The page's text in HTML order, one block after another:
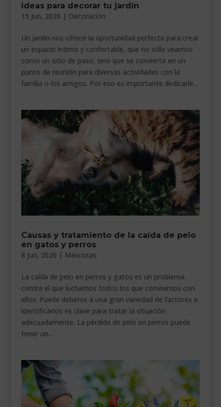
Ideas para decorar tu jardín
15 Jun, 2026 | Decoración
Un jardín nos ofrece la oportunidad perfecta para crear
un espacio íntimo y confortable, que no sólo veamos
como un sitio de paso, sino que se convierta en un
punto de reunión para diversas actividades con la
familia o los amigos. Por eso es importante dedicarle...
Causas y tratamiento de la caída de pelo
en gatos y perros
8 Jun, 2026 | Mascotas
La caída de pelo en perros y gatos es un problema
contra el que luchamos todos los que convivimos con
ellos. Puede deberse a una gran variedad de factores e
identificarlos es clave para tratar la situación
adecuadamente. La pérdida de pelo en perros puede
tener un...